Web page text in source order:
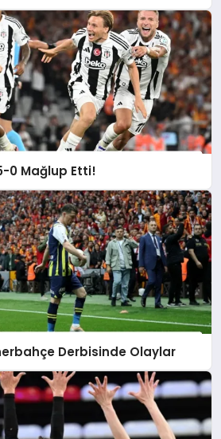
0 Mağlup Etti!
Derbisinde Olaylar